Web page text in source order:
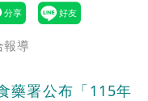
報導
藥署公布「115年